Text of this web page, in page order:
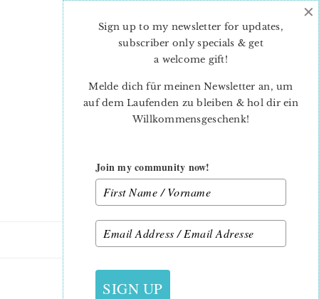
Sign up to my newsletter for updates,
subscriber only specials & get
a welcome gift!
Melde dich für meinen Newsletter an, um
auf dem Laufenden zu bleiben & hol dir ein
Willkommensgeschenk!
Join my community now!
SIGN UP
×